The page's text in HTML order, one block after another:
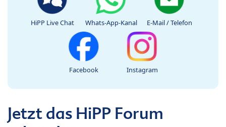
HiPP Live Chat Whats-App-Kanal E-Mail / Telefon
Facebook Instagram
Jetzt das HiPP Forum